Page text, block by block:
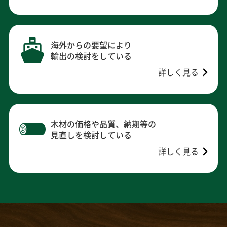
海外からの要望により
輸出の検討をしている
詳しく見る
木材の価格や品質、納期等の
見直しを検討している
詳しく見る